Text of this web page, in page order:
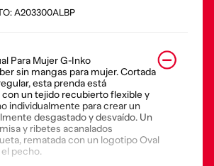
: A203300ALBP
Para Mujer G-Inko
sin mangas para mujer. Cortada
esta prenda está
un tejido recubierto flexible y
individualmente para crear un
desgastado y desvaído. Un
y ribetes acanalados
rematada con un logotipo Oval
pecho.